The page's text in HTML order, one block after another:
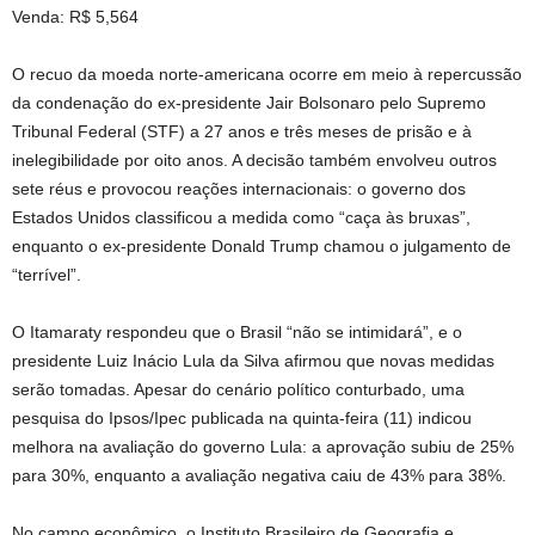
Venda: R$ 5,564
O recuo da moeda norte-americana ocorre em meio à repercussão
da condenação do ex-presidente Jair Bolsonaro pelo Supremo
Tribunal Federal (STF) a 27 anos e três meses de prisão e à
inelegibilidade por oito anos. A decisão também envolveu outros
sete réus e provocou reações internacionais: o governo dos
Estados Unidos classificou a medida como “caça às bruxas”,
enquanto o ex-presidente Donald Trump chamou o julgamento de
“terrível”.
O Itamaraty respondeu que o Brasil “não se intimidará”, e o
presidente Luiz Inácio Lula da Silva afirmou que novas medidas
serão tomadas. Apesar do cenário político conturbado, uma
pesquisa do Ipsos/Ipec publicada na quinta-feira (11) indicou
melhora na avaliação do governo Lula: a aprovação subiu de 25%
para 30%, enquanto a avaliação negativa caiu de 43% para 38%.